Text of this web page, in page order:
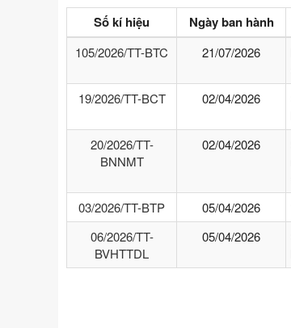
Số kí hiệu Ngày ban hành
105/2026/TT-BTC 21/07/2026
19/2026/TT-BCT
02/04/2026
20/2026/TT-
BNNMT
02/04/2026
03/2026/TT-BTP
05/04/2026
06/2026/TT-
BVHTTDL
05/04/2026